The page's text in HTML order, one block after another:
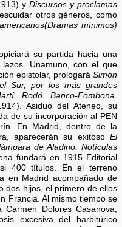
y Discursos y proclamas
otros géneros, como
mínimos)
su partida hacia una
Unamuno, con el que
epistolar, prologará Simón
Sur, por los más grandes
Rodó. Banco-Fombona.
Asiduo del Ateneo, su
de su incorporación al PEN
En Madrid, dentro de la
aparecerán su exitoso El
de Aladino. Notículas
fundará en 1915 Editorial
400 títulos. En el terreno
en Madrid acompañado de
dos hijos, el primero de ellos
Francia. Al mismo tiempo se
Dolores Casanova,
excesiva del barbitúrico